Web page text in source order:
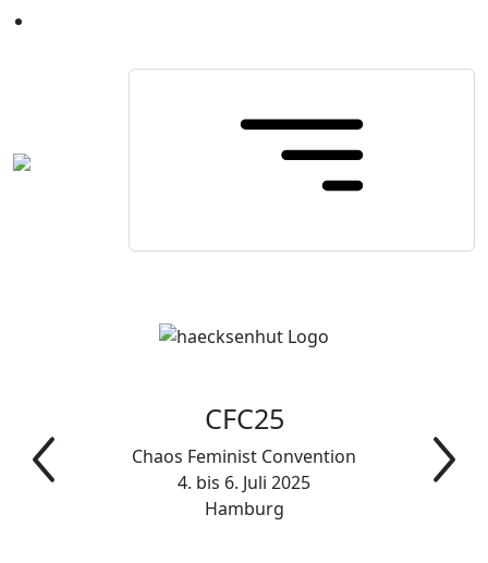
CFC25
Chaos Feminist Convention
4. bis 6. Juli 2025
Hamburg